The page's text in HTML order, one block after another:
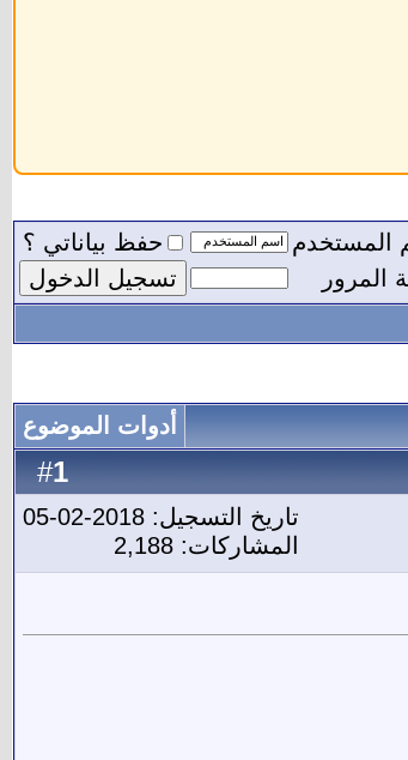
المستخدم
حفظ بياناتي ؟
المرور
أدوات الموضوع
#
1
تاريخ التسجيل: 2018-02-05
المشاركات: 2,188